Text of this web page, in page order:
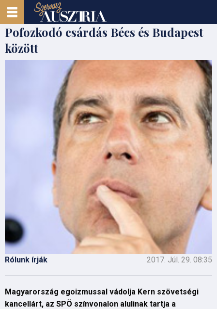
Pofozkodó csárdás Bécs és Budapest
között
Rólunk írják 2017. Júl. 29. 08:35
Magyarország egoizmussal vádolja Kern szövetségi
kancellárt, az SPÖ színvonalon alulinak tartja a